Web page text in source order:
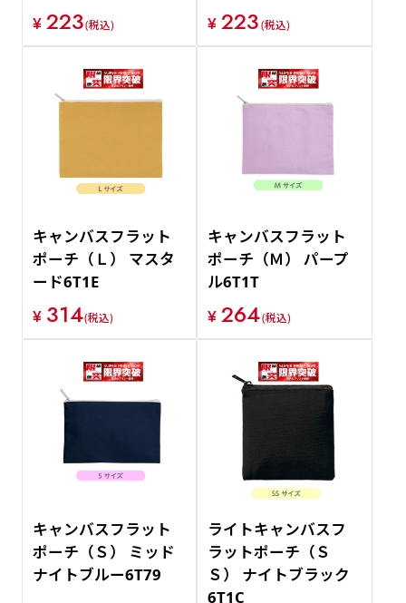
¥ 223(税込)
¥ 223(税込)
キャンバスフラット
ポーチ（Ｌ） マスタ
ード6T1E
¥ 314(税込)
キャンバスフラット
ポーチ（Ｍ） パープ
ル6T1T
¥ 264(税込)
キャンバスフラット
ポーチ（Ｓ） ミッド
ナイトブルー6T79
ライトキャンバスフ
ラットポーチ（Ｓ
Ｓ） ナイトブラック
6T1C